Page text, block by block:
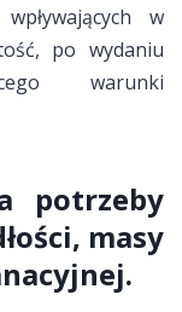
w
po wydaniu
warunki
potrzeby
masy